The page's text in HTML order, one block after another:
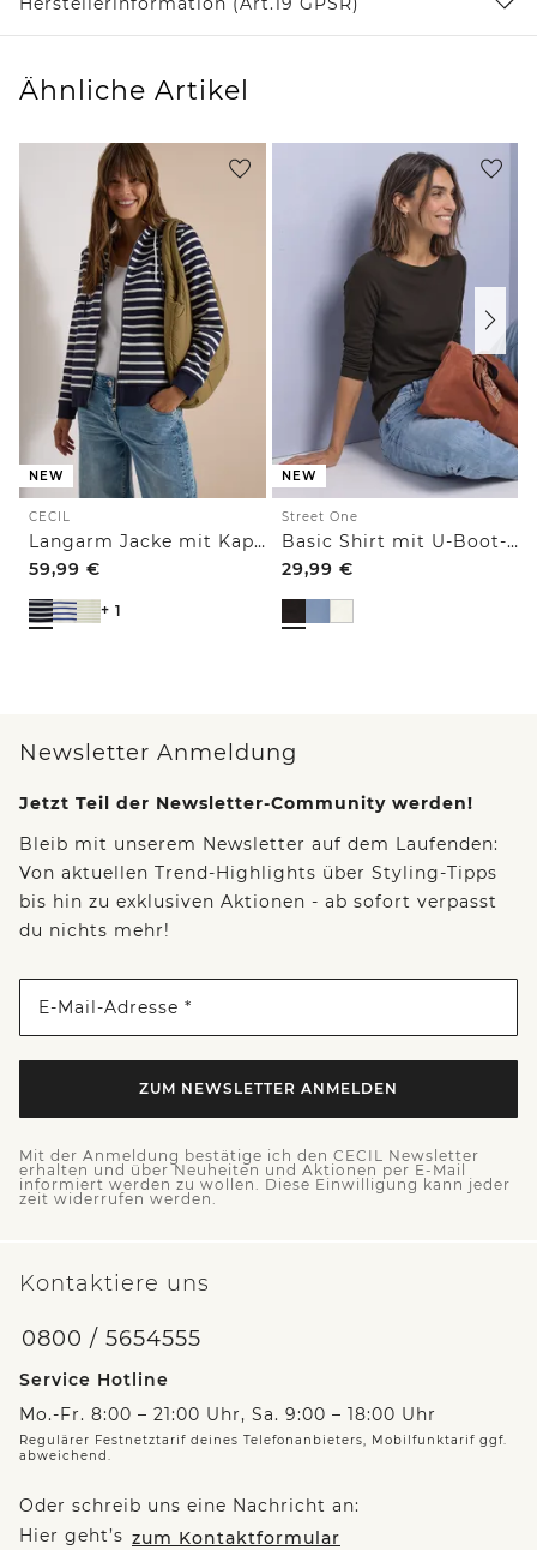
Ähnliche Artikel
NEW
CECIL
Langarm Jacke mit Kapuze und Struktur
59,99 €
+ 1
NEW
Street One
Basic Shirt mit U-Boot-Ausschnitt
29,99 €
Newsletter Anmeldung
Jetzt Teil der Newsletter-Community werden!
Bleib mit unserem Newsletter auf dem Laufenden:
Von aktuellen Trend-Highlights über Styling-Tipps
bis hin zu exklusiven Aktionen - ab sofort verpasst
du nichts mehr!
E-Mail-Adresse *
ZUM NEWSLETTER ANMELDEN
Mit der Anmeldung bestätige ich den CECIL Newsletter
erhalten und über Neuheiten und Aktionen per E-Mail
informiert werden zu wollen. Diese Einwilligung kann jeder
zeit widerrufen werden.
Kontaktiere uns
0800 / 5654555
Service Hotline
Mo.-Fr. 8:00 – 21:00 Uhr, Sa. 9:00 – 18:00 Uhr
Regulärer Festnetztarif deines Telefonanbieters, Mobilfunktarif ggf.
abweichend.
Oder schreib uns eine Nachricht an:
Hier geht’s zum Kontaktformular